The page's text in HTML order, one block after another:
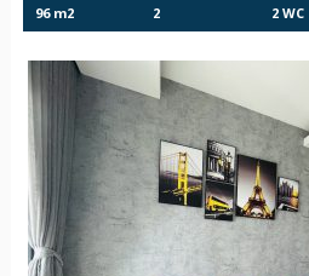
96 m2
2
2 WC